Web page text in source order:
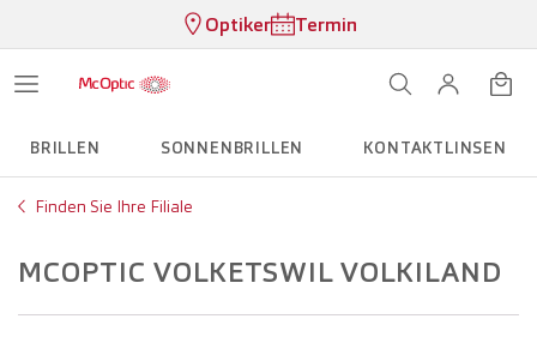
Optiker Termin
BRILLEN SONNENBRILLEN KONTAKTLINSEN
Finden Sie Ihre Filiale
MCOPTIC VOLKETSWIL VOLKILAND